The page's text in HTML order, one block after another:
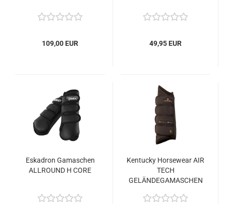
109,00 EUR 49,95 EUR
Eskadron Gamaschen
ALLROUND H CORE
Kentucky Horsewear AIR
TECH
GELÄNDEGAMASCHEN